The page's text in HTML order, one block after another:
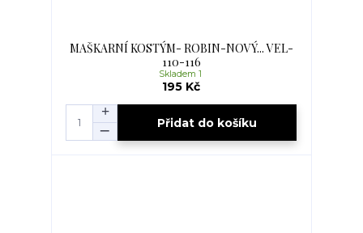
MAŠKARNÍ KOSTÝM- ROBIN-NOVÝ... VEL-
110-116
195 Kč
Skladem 1
Přidat do košíku